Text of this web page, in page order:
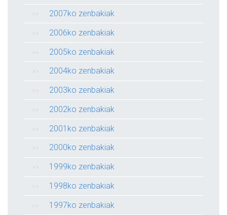
2007ko zenbakiak
2006ko zenbakiak
2005ko zenbakiak
2004ko zenbakiak
2003ko zenbakiak
2002ko zenbakiak
2001ko zenbakiak
2000ko zenbakiak
1999ko zenbakiak
1998ko zenbakiak
1997ko zenbakiak